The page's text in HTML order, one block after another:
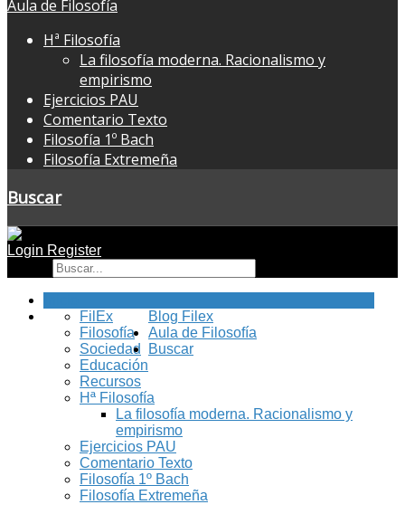
Aula de Filosofía
Hª Filosofía
La filosofía moderna. Racionalismo y
empirismo
Ejercicios PAU
Comentario Texto
Filosofía 1º Bach
Filosofía Extremeña
Buscar
Login Register
Blog Filex
FilEx
Filosofía
Sociedad
Educación
Recursos
Aula de Filosofía
Hª Filosofía
La filosofía moderna. Racionalismo y
empirismo
Ejercicios PAU
Comentario Texto
Filosofía 1º Bach
Filosofía Extremeña
Buscar